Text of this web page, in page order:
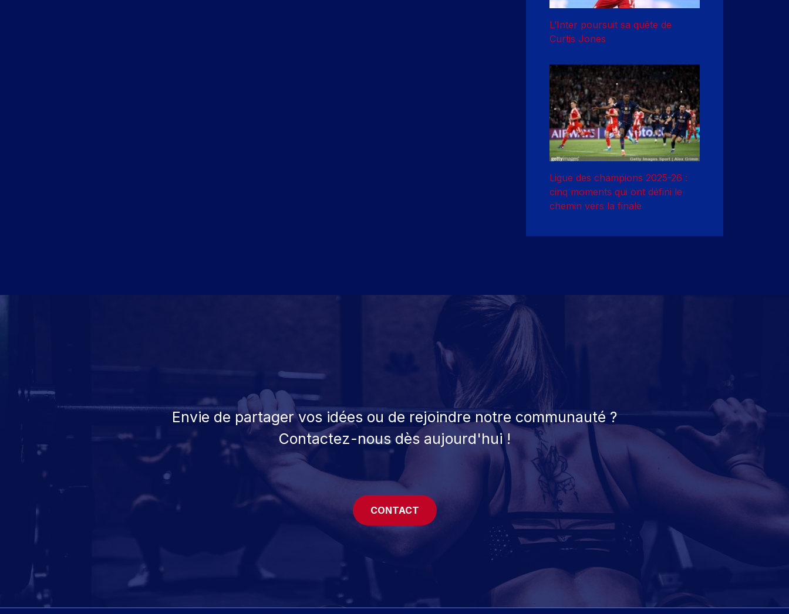
L’Inter poursuit sa quête de
Curtis Jones
Ligue des champions 2025-26 :
cinq moments qui ont défini le
chemin vers la finale
Envie de partager vos idées ou de rejoindre notre communauté ?
Contactez-nous dès aujourd'hui !
CONTACT